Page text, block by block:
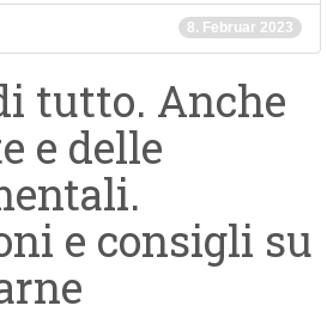
8. Februar 2023
tutto. Anche
e delle
e consigli su